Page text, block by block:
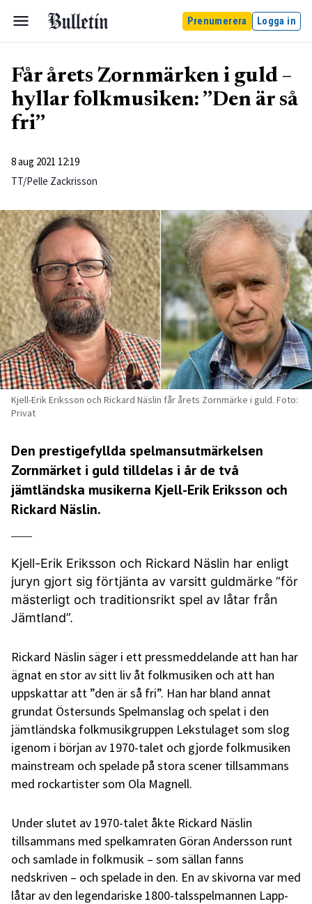
Prenumerera Logga in
Får årets Zornmärken i guld –
hyllar folkmusiken: ”Den är så
fri”
8 aug 2021 12:19
TT/Pelle Zackrisson
Kjell-Erik Eriksson och Rickard Näslin får årets Zornmärke i guld. Foto:
Privat
Den prestigefyllda spelmansutmärkelsen
Zornmärket i guld tilldelas i år de två
jämtländska musikerna Kjell-Erik Eriksson och
Rickard Näslin.
Kjell-Erik Eriksson och Rickard Näslin har enligt
juryn gjort sig förtjänta av varsitt guldmärke ”för
mästerligt och traditionsrikt spel av låtar från
Jämtland”.
Rickard Näslin säger i ett pressmeddelande att han har
ägnat en stor av sitt liv åt folkmusiken och att han
uppskattar att ”den är så fri”. Han har bland annat
grundat Östersunds Spelmanslag och spelat i den
jämtländska folkmusikgruppen Lekstulaget som slog
igenom i början av 1970-talet och gjorde folkmusiken
mainstream och spelade på stora scener tillsammans
med rockartister som Ola Magnell.
Under slutet av 1970-talet åkte Rickard Näslin
tillsammans med spelkamraten Göran Andersson runt
och samlade in folkmusik – som sällan fanns
nedskriven – och spelade in den. En av skivorna var med
låtar av den legendariske 1800-talsspelmannen Lapp-